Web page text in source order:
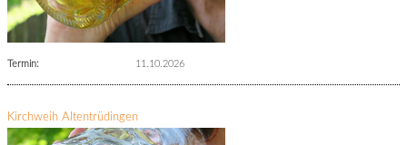
Termin: 11.10.2026
Kirchweih Altentrüdingen